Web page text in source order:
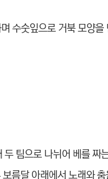
수숫잎으로 거북 모양
팀으로 나뉘어 베를
름달 아래에서 노래와